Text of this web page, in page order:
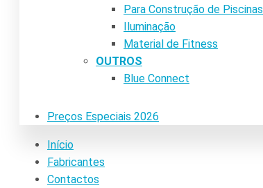
Para Construção de Piscinas
Iluminação
Material de Fitness
OUTROS
Blue Connect
Preços Especiais 2026
Início
Fabricantes
Contactos